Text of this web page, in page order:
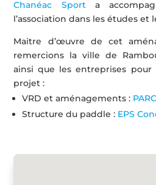
Chanéac Sporta
l’association dans les études et
Maitre d’œuvre de cet
remercions la ville de
ainsi que les entreprises
projet :
VRD et aménagements :
Structure du paddle : EPS